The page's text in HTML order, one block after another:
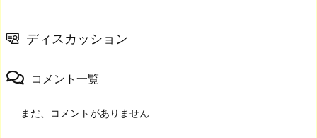
ディスカッション
コメント一覧
まだ、コメントがありません